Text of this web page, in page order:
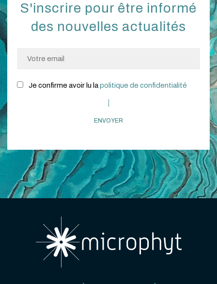
S'inscrire pour être informé
des nouvelles actualités
Je confirme avoir lu lapolitique de confidentialité